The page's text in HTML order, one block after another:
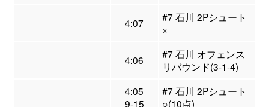
4:07
#7 石川 2Pシュート
×
4:06
#7 石川 オフェンス
リバウンド(3-1-4)
4:05
9-15
#7 石川 2Pシュート
○(10点)